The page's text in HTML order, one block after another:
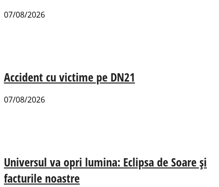
07/08/2026
Accident cu victime pe DN21
07/08/2026
Universul va opri lumina: Eclipsa de Soare și
facturile noastre